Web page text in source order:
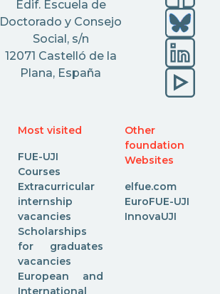
Edif. Escuela de
Doctorado y Consejo
Social, s/n
12071 Castelló de la
Plana, España
Most visited
FUE-UJI
Courses
Extracurricular
internship
vacancies
Scholarships
for graduates
vacancies
European and
International
Other
foundation
Websites
elfue.com
EuroFUE-UJI
InnovaUJI